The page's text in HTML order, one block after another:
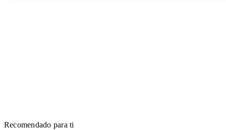
Recomendado para ti